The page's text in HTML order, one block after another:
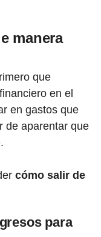
manera
que
en el
en gastos que
de aparentar que
cómo salir de
para